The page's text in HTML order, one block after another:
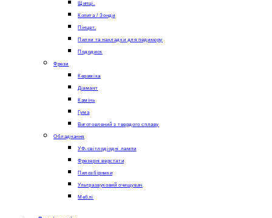
Щипці.
Копита / Зонди
Пінцет.
Пилки та накладки для педикюру
Пододиск
Фрези
Кераміка
Діамант
Камінь
Гума
Виготовлений з твердого сплаву
Обладнання
УФ-світлодіодні лампи
Фрезерні верстати
Пилозбірники
Ультразвуковий очищувач
Меблі